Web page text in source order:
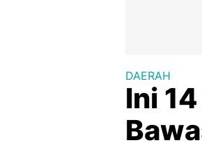
DAERAH
Ini